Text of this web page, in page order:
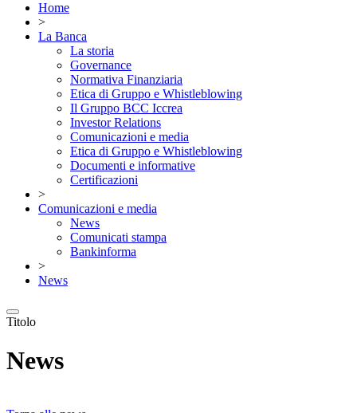
Home
>
La Banca
La storia
Governance
Normativa Finanziaria
Etica di Gruppo e Whistleblowing
Il Gruppo BCC Iccrea
Investor Relations
Comunicazioni e media
Etica di Gruppo e Whistleblowing
Documenti e informative
Certificazioni
>
Comunicazioni e media
News
Comunicati stampa
Bankinforma
>
News
Titolo
News